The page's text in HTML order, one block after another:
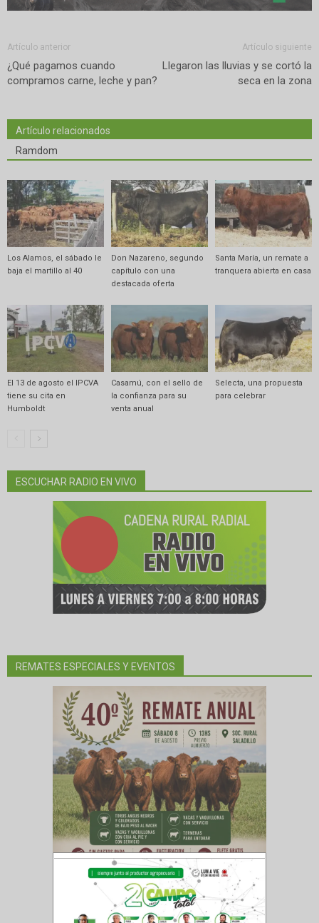
Artículo anterior
¿Qué pagamos cuando
compramos carne, leche y pan?
Artículo siguiente
Llegaron las lluvias y se cortó la
seca en la zona
Artículo relacionados
Ramdom
Los Alamos, el sábado le
baja el martillo al 40
Don Nazareno, segundo
capítulo con una
destacada oferta
Santa María, un remate a
tranquera abierta en casa
El 13 de agosto el IPCVA
tiene su cita en
Humboldt
Casamú, con el sello de
la confianza para su
venta anual
Selecta, una propuesta
para celebrar
ESCUCHAR RADIO EN VIVO
REMATES ESPECIALES Y EVENTOS